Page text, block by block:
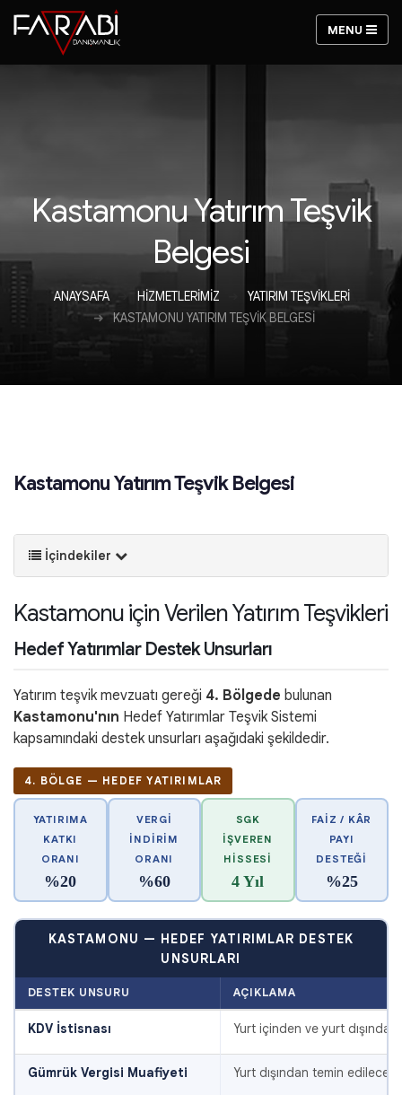
Kastamonu Yatırım Teşvik
Belgesi
ANAYSAFA HIZMETLERIMIZ
YATIRIM TEŞVIKLERI
KASTAMONU YATIRIM TEŞVIK BELGESI
Kastamonu Yatırım Teşvik Belgesi
İçindekiler
Kastamonu için Verilen Yatırım Teşvikleri
Hedef Yatırımlar Destek Unsurları
Yatırım teşvik mevzuatı gereği 4. Bölgede bulunan
Kastamonu'nın Hedef Yatırımlar Teşvik Sistemi
kapsamındaki destek unsurları aşağıdaki şekildedir.
4. BÖLGE — HEDEF YATIRIMLAR
YATIRIMA
KATKI
ORANI
%20
VERGI
İNDIRIM
ORANI
%60
SGK
İŞVEREN
HISSESI
4 Yıl
FAIZ / KÂR
PAYI
DESTEĞI
%25
KASTAMONU — HEDEF YATIRIMLAR DESTEK
UNSURLARI
DESTEK UNSURU AÇIKLAMA
KDV İstisnası Yurt içinden ve yurt
Gümrük Vergisi Muafiyeti Yurt dışından temin